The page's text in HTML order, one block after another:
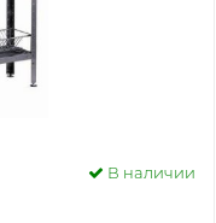
В наличии